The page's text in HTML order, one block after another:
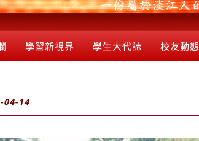
學習新視界 學生大代誌 校友動態
04-14